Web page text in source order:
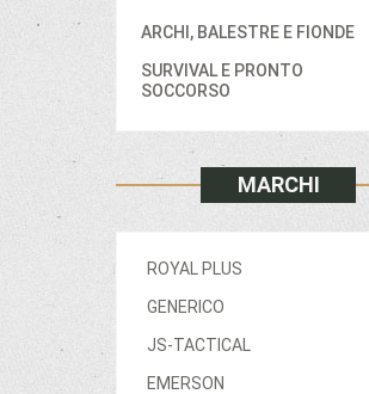
ARCHI, BALESTRE E FIONDE
SURVIVAL E PRONTO
SOCCORSO
MARCHI
ROYAL PLUS
GENERICO
JS-TACTICAL
EMERSON